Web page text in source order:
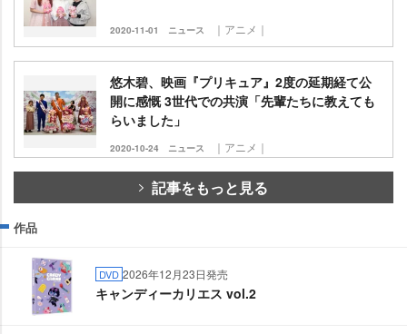
2020-11-01 ニュース ｜アニメ｜
悠木碧、映画『プリキュア』2度の延期経て公
開に感慨 3世代での共演「先輩たちに教えても
らいました」
2020-10-24 ニュース ｜アニメ｜
記事をもっと見る
作品
DVD 2026年12月23日発売
キャンディーカリエス vol.2